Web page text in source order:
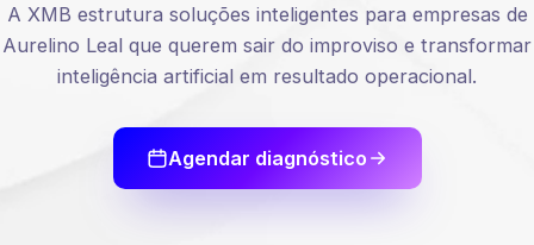
A XMB estrutura soluções inteligentes para empresas de
Aurelino Leal que querem sair do improviso e transformar
inteligência artificial em resultado operacional.
Agendar diagnóstico